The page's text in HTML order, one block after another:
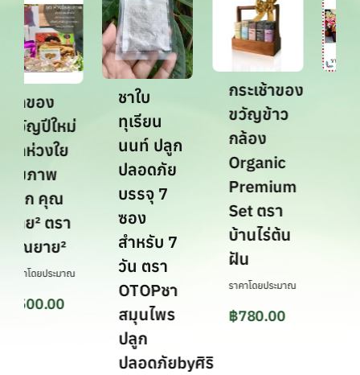
ชุดของ
ขวัญปีใหม่
ชุดห่วงใย
สุขภาพ
จาก คุณ
ยาย² ตรา
คุณยาย²
ราคาโดยประมาณ
500.00
ชาใบ
ทุเรียน
นนท์ ปลูก
ปลอดภัย
บรรจุ 7
ซอง
สำหรับ 7
วัน ตรา
OTOPชา
สมุนไพร
ปลูก
ปลอดภัยbyศิริ
กระเช้าของ
ขวัญข้าว
กล้อง
Organic
Premium
Set ตรา
บ้านไร่ต้น
ฝัน
ราคาโดยประมาณ
฿780.00